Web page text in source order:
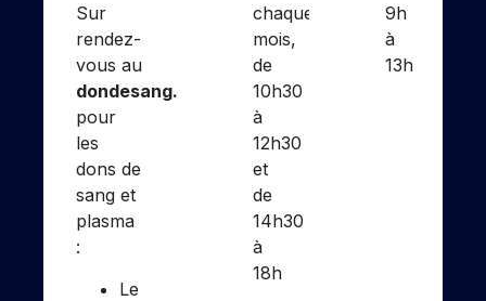
Sur
rendez-
vous au
dondesang.efs.sante.fr
pour
les
dons de
sang et
plasma
:
Le
chaque
mois,
de
10h30
à
12h30
et
de
14h30
à
18h
9h
à
13h